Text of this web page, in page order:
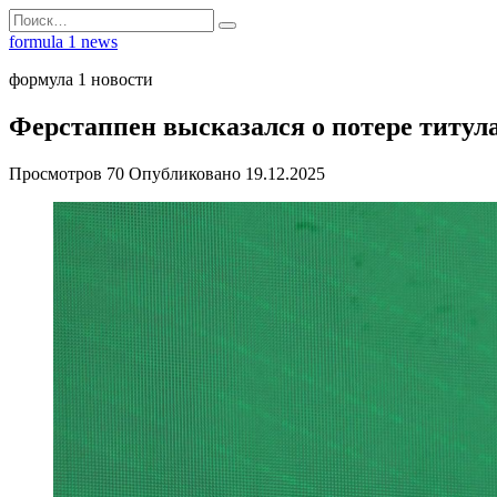
Перейти
к
Search
for:
formula 1 news
формула 1 новости
Ферстаппен высказался о потере
Просмотров 70 Опубликовано 19.12.2025